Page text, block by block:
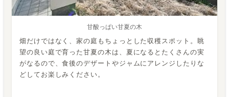
甘酸っぱい甘夏の木
畑だけではなく、家の庭もちょっとした収穫スポット。眺
望の良い庭で育った甘夏の木は、夏になるとたくさんの実
がなるので、食後のデザートやジャムにアレンジしたりな
どしてお楽しみください。